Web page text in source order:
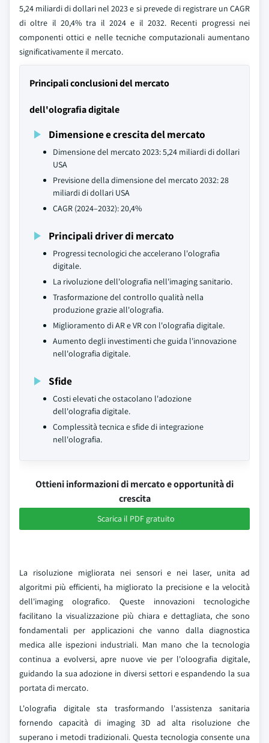
5,24 miliardi di dollari nel 2023 e si prevede di registrare un CAGR
di oltre il 20,4% tra il 2024 e il 2032. Recenti progressi nei
componenti ottici e nelle tecniche computazionali aumentano
significativamente il mercato.
Principali conclusioni del mercato
dell'olografia digitale
Dimensione e crescita del mercato
Dimensione del mercato 2023: 5,24 miliardi di dollari
USA
Previsione della dimensione del mercato 2032: 28
miliardi di dollari USA
CAGR (2024–2032): 20,4%
Principali driver di mercato
Progressi tecnologici che accelerano l'olografia
digitale.
La rivoluzione dell'olografia nell'imaging sanitario.
Trasformazione del controllo qualità nella
produzione grazie all'olografia.
Miglioramento di AR e VR con l'olografia digitale.
Aumento degli investimenti che guida l'innovazione
nell'olografia digitale.
Sfide
Costi elevati che ostacolano l'adozione
dell'olografia digitale.
Complessità tecnica e sfide di integrazione
nell'olografia.
Ottieni informazioni di mercato e opportunità di
crescita
Scarica il PDF gratuito
La risoluzione migliorata nei sensori e nei laser, unita ad
algoritmi più efficienti, ha migliorato la precisione e la velocità
dell'imaging olografico. Queste innovazioni tecnologiche
facilitano la visualizzazione più chiara e dettagliata, che sono
fondamentali per applicazioni che vanno dalla diagnostica
medica alle ispezioni industriali. Man mano che la tecnologia
continua a evolversi, apre nuove vie per l'oloografia digitale,
guidando la sua adozione in diversi settori e espandendo la sua
portata di mercato.
L'olografia digitale sta trasformando l'assistenza sanitaria
fornendo capacità di imaging 3D ad alta risoluzione che
superano i metodi tradizionali. Questa tecnologia consente una